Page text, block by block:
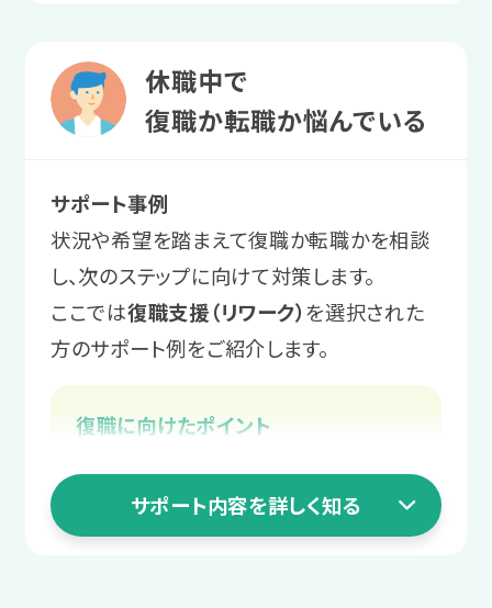
サポート例
ポートを行います。
スタッフからのアドバイス
まずは安定して通うことを目標に、
理していきましょう！
＼あなたに合った通い方を相談／
や身だしなみなどを学びます。
サポート例
接対策など、スタッフが就職活動を
サポートします。必要に応じて面接
にもスタッフが同行します。
4 職場定着ステージ
働き始めてからの
不安を相談する
働き始めてから起こる困りや不安も、ス
自分にとって
働きやすい環境を探す
ストレスの少ない業務や、居心地のよい
環境を見つけます。
サポート例
実習後は都度スタッフと振り返りを
3 就職活動ステージ
業務上の困りへの
業務上の工夫やコミュニケーションのコ
ツを身につけます。
サポート例
「自分を楽にする業務管理」や「自分
を助ける報告・相談・連絡」などのプ
ログラムを受講いただきます。
2 職場実習ステージ
休職中で
復職か転職か悩んでいる
サポート事例
状況や希望を踏まえて復職か転職かを相談
し、次のステップに向けて対策します。
ここでは復職支援（リワーク）を選択された
方のサポート例をご紹介します。
復職に向けたポイント
職場復帰に向けて体調を整える
職場復帰への不安を解消する
サポート内容を詳しく知る